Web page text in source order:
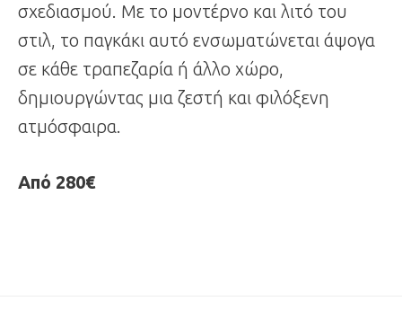
σχεδιασμού. Με το μοντέρνο και λιτό του
στιλ, το παγκάκι αυτό ενσωματώνεται άψογα
σε κάθε τραπεζαρία ή άλλο χώρο,
δημιουργώντας μια ζεστή και φιλόξενη
ατμόσφαιρα.
Από 280€